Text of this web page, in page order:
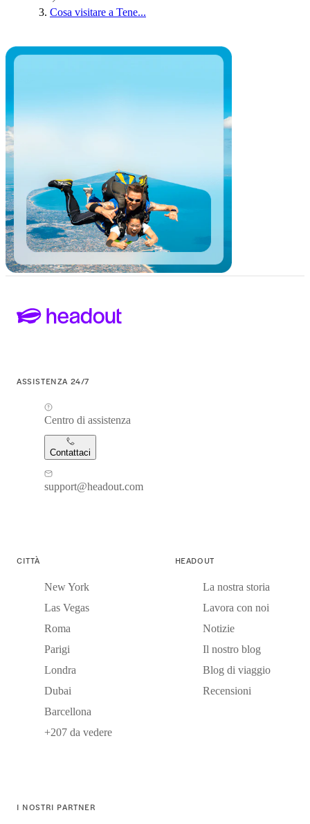
Cosa visitare a Tene...
ASSISTENZA 24/7
Centro di assistenza
Contattaci
support@headout.com
CITTÀ
New York
Las Vegas
Roma
Parigi
Londra
Dubai
Barcellona
+207 da vedere
HEADOUT
La nostra storia
Lavora con noi
Notizie
Il nostro blog
Blog di viaggio
Recensioni
I NOSTRI PARTNER